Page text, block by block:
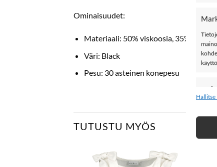
Ominaisuudet:
Materiaali: 50% viskoosia, 35%
Väri: Black
Pesu: 30 asteinen konepesu
TUTUSTU MYÖS